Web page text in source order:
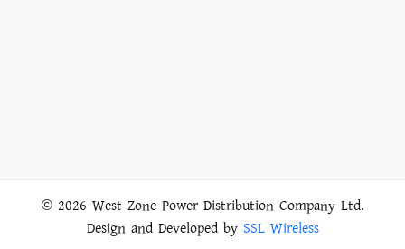
© 2026 West Zone Power Distribution Company Ltd.
Design and Developed by SSL Wireless